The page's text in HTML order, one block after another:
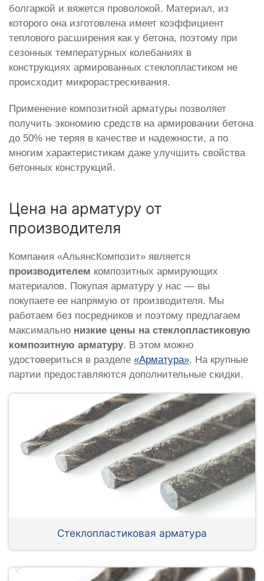
болгаркой и вяжется проволокой. Материал, из
которого она изготовлена имеет коэффициент
теплового расширения как у бетона, поэтому при
сезонных температурных колебаниях в
конструкциях армированных стеклопластиком не
происходит микрорастрескивания.
Применение композитной арматуры позволяет
получить экономию средств на армировании бетона
до 50% не теряя в качестве и надежности, а по
многим характеристикам даже улучшить свойства
бетонных конструкций.
Цена на арматуру от
производителя
Компания «АльянсКомпозит» является
производителем композитных армирующих
материалов. Покупая арматуру у нас — вы
покупаете ее напрямую от производителя. Мы
работаем без посредников и поэтому предлагаем
максимально низкие цены на стеклопластиковую
композитную арматуру. В этом можно
удостовериться в разделе «Арматура». На крупные
партии предоставляются дополнительные скидки.
Стеклопластиковая арматура